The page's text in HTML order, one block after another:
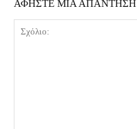
ΑΦΗΣΤΕ ΜΙΑ ΑΠΑΝΤΗΣΗ